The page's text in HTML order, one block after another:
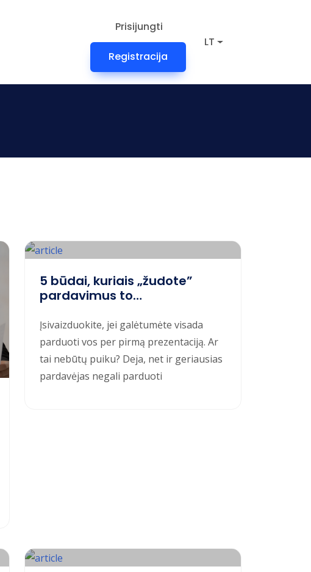
Prisijungti
Registracija
LT
5 būdai, kuriais „žudote”
pardavimus to
Įsivaizduokite, jei galėtumėte visada
parduoti vos per pirmą prezentaciją. Ar
tai nebūtų puiku? Deja, net ir geriausias
pardavėjas negali parduoti